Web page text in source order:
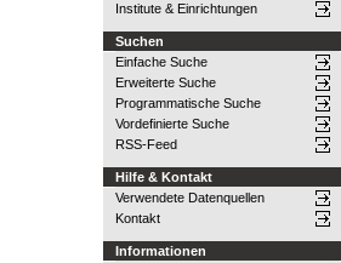
Institute & Einrichtungen
Suchen
Einfache Suche
Erweiterte Suche
Programmatische Suche
Vordefinierte Suche
RSS-Feed
Hilfe & Kontakt
Verwendete Datenquellen
Kontakt
Informationen